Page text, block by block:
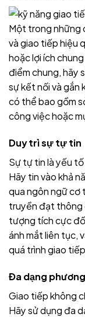
Một trong những
và giao tiếp hiệu
hoặc lợi ích
điểm chung, hãy
sự kết nối và gắn
có thể bao gồm
công việc hoặc
Duy trì sự tự tin
Sự tự tin là yếu
Hãy tin vào khả
qua ngôn ngữ cơ
truyền đạt thông
tượng tích cực
ánh mắt liên tục,
quá trình giao
Đa dạng
Giao tiếp không
Hãy sử dụng đa